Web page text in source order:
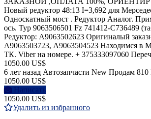
Новый редуктор 48:13 I=3,692 для
Односкатный мост . Редуктор Аналог.
ось. Typ 9063506501 Fz 741412-С736489
Редуктор: A9063502623 Оригиналый
A9063503723, А9063504523 Находимся в
ТК. Viber на номере. + 375333097060
1050.00 US$
6 лет назад Автозапчасти New Продам 810
1050.00 US$
Написать
1050.00 US$
Удалить из избранного